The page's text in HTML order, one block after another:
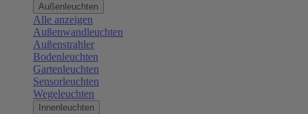
Außenleuchten
Alle anzeigen
Außenwandleuchten
Außenstrahler
Bodenleuchten
Gartenleuchten
Sensorleuchten
Wegeleuchten
Innenleuchten